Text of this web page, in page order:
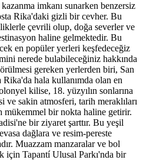
imkanı sunarken benzersiz
Rika'daki gizli bir cevher. Bu
çevrili olup, doğa severler ve
haline gelmektedir. Bu
en popüler yerleri keşfedeceğiz
nerede bulabileceğiniz hakkında
gereken yerlerden biri, San
hala kullanımda olan en
kilise, 18. yüzyılın sonlarına
sakin atmosferi, tarih meraklıları
bir nokta haline getirir.
bir ziyaret şarttır. Bu yeşil
dağlara ve resim-pereste
Muazzam manzaralar ve bol
için Tapantí Ulusal Parkı'nda bir